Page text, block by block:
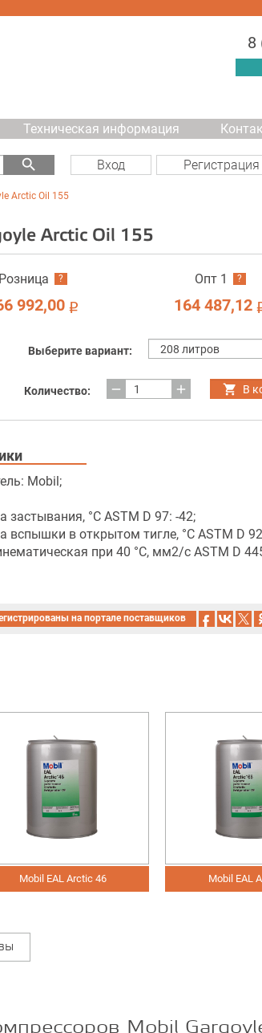
Техническая информация
8
search Вход Регистрация
Arctic Oil 155
Arctic Oil 155
Розница ?
992,00 i
Опт 1 ?
164 487,12
Выберите вариант:
Количество: remove add В
Mobil;
застывания, °C ASTM D 97: -42;
вспышки в открытом тигле, °C ASTM D
при 40 °C, мм2/с ASTM D
на портале поставщиков
Mobil EAL Arctic 68 Mobil Gargoyle
Mobil